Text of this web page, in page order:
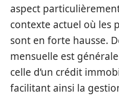
aspect
contexte actuel où les
sont en forte hausse.
mensuelle est
celle d’un crédit
facilitant ainsi la